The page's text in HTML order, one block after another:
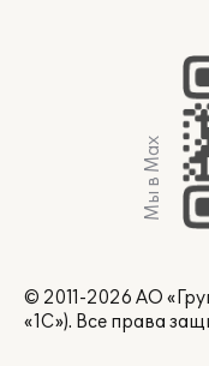
Мы в Max
© 2011-2026 АО
«1С»). Все права